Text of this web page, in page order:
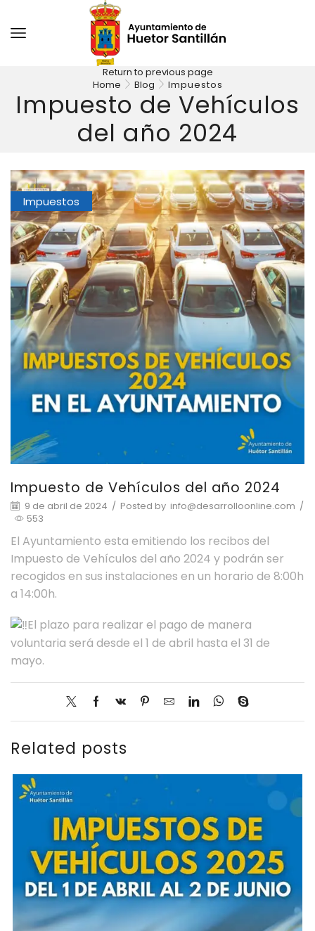
Return to previous page
Home
Blog Impuestos
Impuesto de Vehículos
del año 2024
Impuestos
Impuesto de Vehículos del año 2024
9 de abril de 2024 / Posted by info@desarrolloonline.com /
553
El Ayuntamiento esta emitiendo los recibos del
Impuesto de Vehículos del año 2024 y podrán ser
recogidos en sus instalaciones en un horario de 8:00h
a 14:00h.
El plazo para realizar el pago de manera
voluntaria será desde el 1 de abril hasta el 31 de
mayo.
Related posts